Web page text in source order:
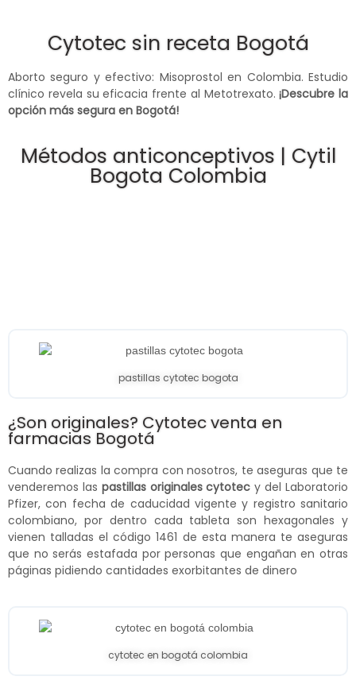
Cytotec sin receta Bogotá
Aborto seguro y efectivo: Misoprostol en Colombia. Estudio
clínico revela su eficacia frente al Metotrexato.¡Descubre la
opción más segura en Bogotá!
Métodos anticonceptivos | Cytil
Bogota Colombia
pastillas cytotec bogota
¿Son originales? Cytotec venta en
farmacias Bogotá
Cuando realizas la compra con nosotros, te aseguras que te
venderemos las pastillas originales cytotec y del Laboratorio
Pfizer, con fecha de caducidad vigente y registro sanitario
colombiano, por dentro cada tableta son hexagonales y
vienen talladas el código 1461 de esta manera te aseguras
que no serás estafada por personas que engañan en otras
páginas pidiendo cantidades exorbitantes de dinero
cytotec en bogotá colombia